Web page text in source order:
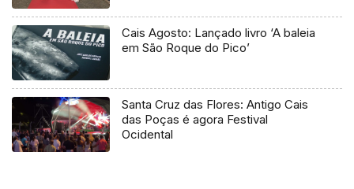
Cais Agosto: Lançado livro ‘A baleia
em São Roque do Pico’
Santa Cruz das Flores: Antigo Cais
das Poças é agora Festival
Ocidental